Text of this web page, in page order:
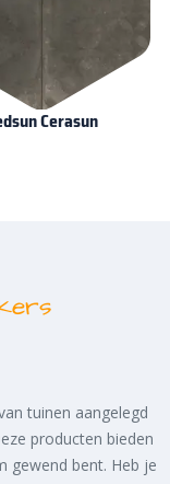
Cerasun
tuinen aangelegd
producten bieden
gewend bent. Heb je